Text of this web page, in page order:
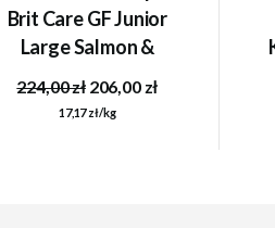
Brit Care GF Junior
Large Salmon &
Potato 12kg
224,00 zł 206,00 zł
17,17 zł/kg